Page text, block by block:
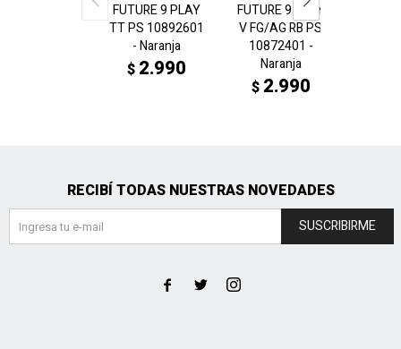
FUTURE 9 PLAY
TT PS 10892601
- Naranja
$ 2.990
FUTURE 9 PLAY
V FG/AG RB PS
10872401 -
Naranja
$ 2.990
RECIBÍ TODAS NUESTRAS NOVEDADES
SUSCRIBIRME
  